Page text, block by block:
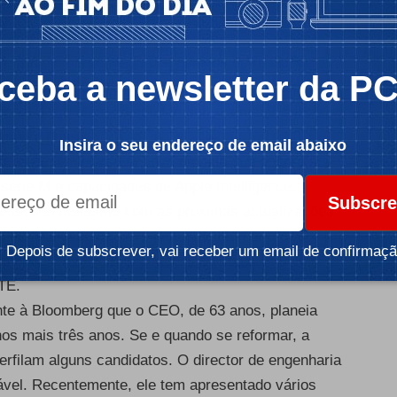
de processadores desenhados
Mac e o lançamento do Apple Vision Pro.
emergente de dispositivos de realidade
um preço de 3.500 dólares, o que o colocou
Para além do seu tamanho, a maior crítica
úteis.
entusiasmo com as próximas actualizações
de navegação na internet a três
desenvolvam experiências espaciais únicas,
à Bloomberg que o CEO, de 63 anos, planeia
mais três anos. Se e quando se reformar, a
alguns candidatos. O director de engenharia
Recentemente, ele tem apresentado vários
a newsletter da
Insira o seu endereço de email abaixo
Depois de subscrever, vai receber um email de